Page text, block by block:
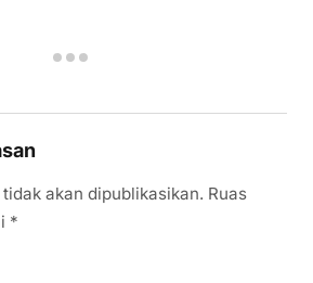
akan dipublikasikan. Ruas
*